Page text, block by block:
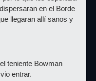
en el Borde
llegaran allí sanos y
teniente Bowman
entrar.